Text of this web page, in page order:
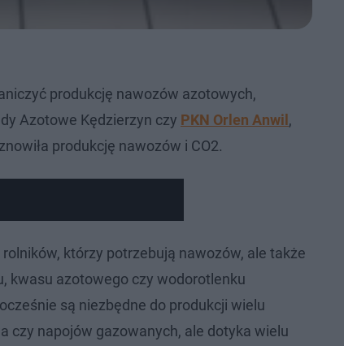
produkcję nawozów azotowych,
Azotowe Kędzierzyn czy PKN Orlen Anwil ,
produkcję nawozów i CO2.
którzy potrzebują nawozów, ale także
kwasu azotowego czy wodorotlenku
są niezbędne do produkcji wielu
czy napojów gazowanych, ale dotyka wielu